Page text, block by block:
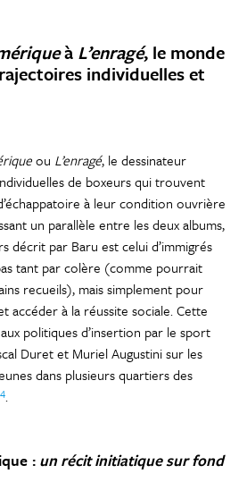
à L’enragé, le monde
individuelles et
ou L’enragé, le dessinateur
de boxeurs qui trouvent
à leur condition ouvrière
un parallèle entre les deux albums,
décrit par Baru est celui d’immigrés
tant par colère (comme pourrait
recueils), mais simplement pour
accéder à la réussite sociale. Cette
politiques d’insertion par le sport
Duret et Muriel Augustini sur les
dans plusieurs quartiers des
.
: un récit initiatique sur fond